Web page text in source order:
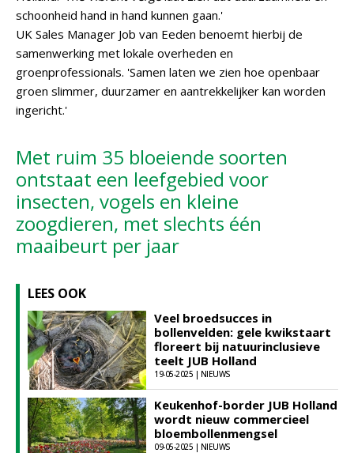
schoonheid hand in hand kunnen gaan.'
UK Sales Manager Job van Eeden benoemt hierbij de
samenwerking met lokale overheden en
groenprofessionals. 'Samen laten we zien hoe openbaar
groen slimmer, duurzamer en aantrekkelijker kan worden
ingericht.'
Met ruim 35 bloeiende soorten
ontstaat een leefgebied voor
insecten, vogels en kleine
zoogdieren, met slechts één
maaibeurt per jaar
LEES OOK
Veel broedsucces in
bollenvelden: gele kwikstaart
floreert bij natuurinclusieve
teelt JUB Holland
19-05-2025 | NIEUWS
Keukenhof-border JUB Holland
wordt nieuw commercieel
bloembollenmengsel
09-05-2025 | NIEUWS